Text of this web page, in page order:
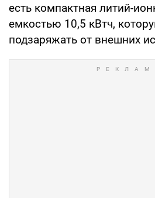
есть компактная литий-
емкостью 10,5 кВтч,
подзаряжать от внешних